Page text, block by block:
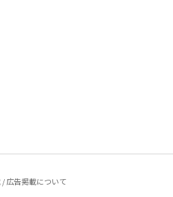
広告掲載について